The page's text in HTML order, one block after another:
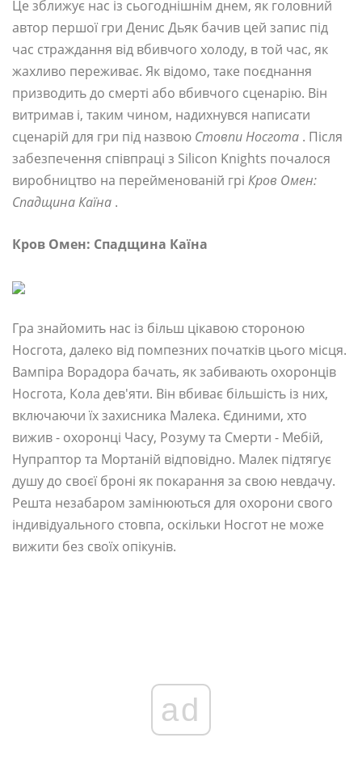
Це зближує нас із сьогоднішнім днем, як головний
автор першої гри Денис Дьяк бачив цей запис під
час страждання від вбивчого холоду, в той час, як
жахливо переживає. Як відомо, таке поєднання
призводить до смерті або вбивчого сценарію. Він
витримав і, таким чином, надихнувся написати
сценарій для гри під назвою Стовпи Носгота . Після
забезпечення співпраці з Silicon Knights почалося
виробництво на перейменованій грі Кров Омен:
Спадщина Каїна .
Кров Омен: Спадщина Каїна
Гра знайомить нас із більш цікавою стороною
Носгота, далеко від помпезних початків цього місця.
Вампіра Ворадора бачать, як забивають охоронців
Носгота, Кола дев'яти. Він вбиває більшість із них,
включаючи їх захисника Малека. Єдиними, хто
вижив - охоронці Часу, Розуму та Смерти - Мебій,
Нупраптор та Мортаній відповідно. Малек підтягує
душу до своєї броні як покарання за свою невдачу.
Решта незабаром замінюються для охорони свого
індивідуального стовпа, оскільки Носгот не може
вижити без своїх опікунів.
ad